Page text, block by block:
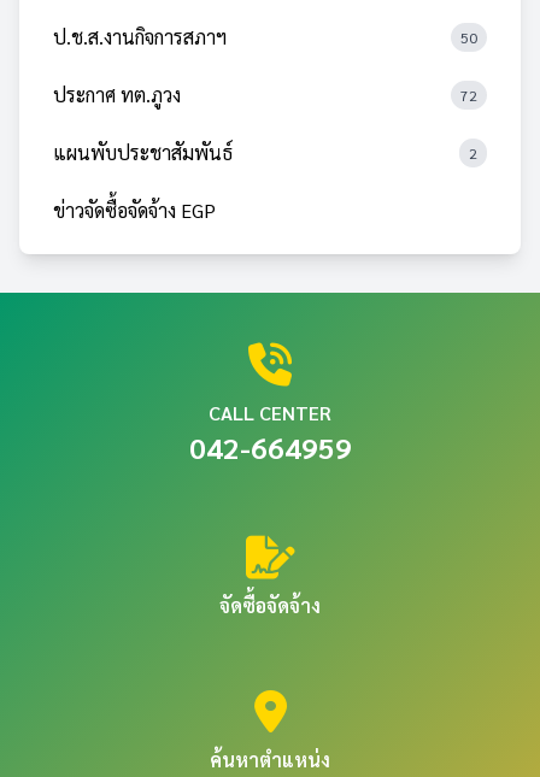
ป.ช.ส.งานกิจการสภาฯ 50
ประกาศ ทต.ภูวง 72
แผนพับประชาสัมพันธ์ 2
ข่าวจัดซื้อจัดจ้าง EGP
CALL CENTER
042-664959
จัดซื้อจัดจ้าง
ค้นหาตำแหน่ง